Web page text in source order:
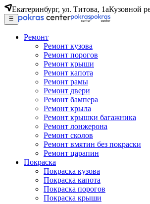
Екатеринбург, ул. Титова, 1аКузовной
Ремонт
Ремонт кузова
Ремонт порогов
Ремонт крыши
Ремонт капота
Ремонт рамы
Ремонт двери
Ремонт бампера
Ремонт крыла
Ремонт крышки багажника
Ремонт лонжерона
Ремонт сколов
Ремонт вмятин без покраски
Ремонт царапин
Покраска
Покраска кузова
Покраска капота
Покраска порогов
Покраска крыши